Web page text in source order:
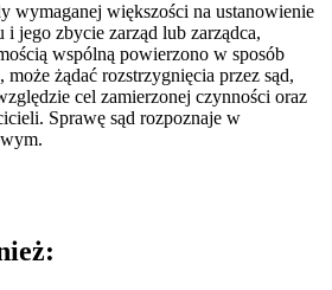
wymaganej większości na ustanowienie
i jego zbycie zarząd lub zarządca,
wspólną powierzono w sposób
żądać rozstrzygnięcia przez sąd,
cel zamierzonej czynności oraz
Sprawę sąd rozpoznaje w